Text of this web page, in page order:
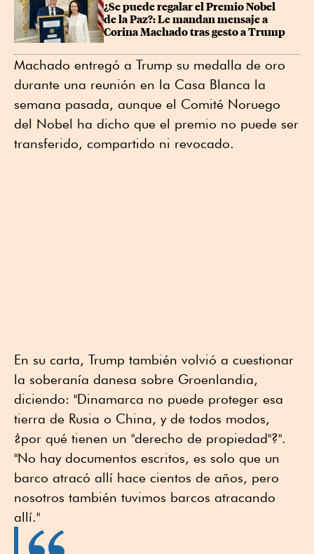
¿Se puede regalar el Premio Nobel
de la Paz?: Le mandan mensaje a
Corina Machado tras gesto a Trump
Machado entregó a Trump su medalla de oro
durante una reunión en la Casa Blanca la
semana pasada, aunque el Comité Noruego
del Nobel ha dicho que el premio no puede ser
transferido, compartido ni revocado.
En su carta, ⁠Trump también volvió a cuestionar
la soberanía danesa sobre Groenlandia,
diciendo: "Dinamarca no puede proteger esa
tierra de Rusia o China, y de todos modos,
¿por ⁠qué tienen un "derecho de propiedad"?".
"No hay documentos escritos, es solo que un
barco atracó allí hace cientos de años, pero
nosotros también tuvimos barcos atracando
allí."